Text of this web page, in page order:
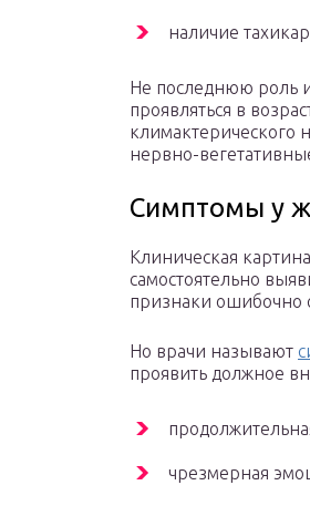
наличие
Не последнюю роль
проявляться в
климактерического
нервно-
Симптомы у
Клиническая
самостоятельно
признаки ошибочно
Но врачи называют
проявить должное
чрезмерная